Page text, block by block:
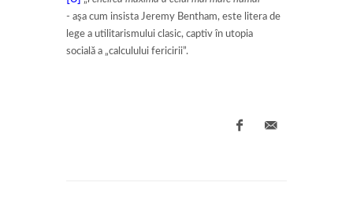
- aşa cum insista Jeremy Bentham, este litera de
lege a utilitarismului clasic, captiv în utopia
socială a „calculului fericirii”.